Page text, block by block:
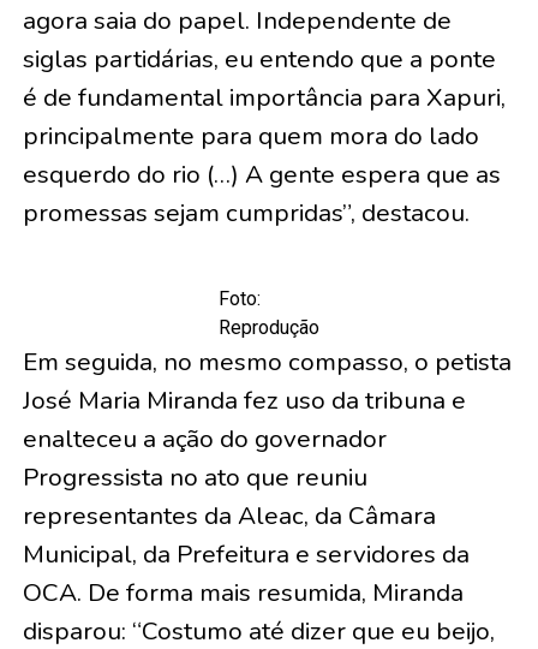
agora saia do papel. Independente de
siglas partidárias, eu entendo que a ponte
é de fundamental importância para Xapuri,
principalmente para quem mora do lado
esquerdo do rio (…) A gente espera que as
promessas sejam cumpridas”, destacou.
Foto:
Reprodução
Em seguida, no mesmo compasso, o petista
José Maria Miranda fez uso da tribuna e
enalteceu a ação do governador
Progressista no ato que reuniu
representantes da Aleac, da Câmara
Municipal, da Prefeitura e servidores da
OCA. De forma mais resumida, Miranda
disparou: “Costumo até dizer que eu beijo,